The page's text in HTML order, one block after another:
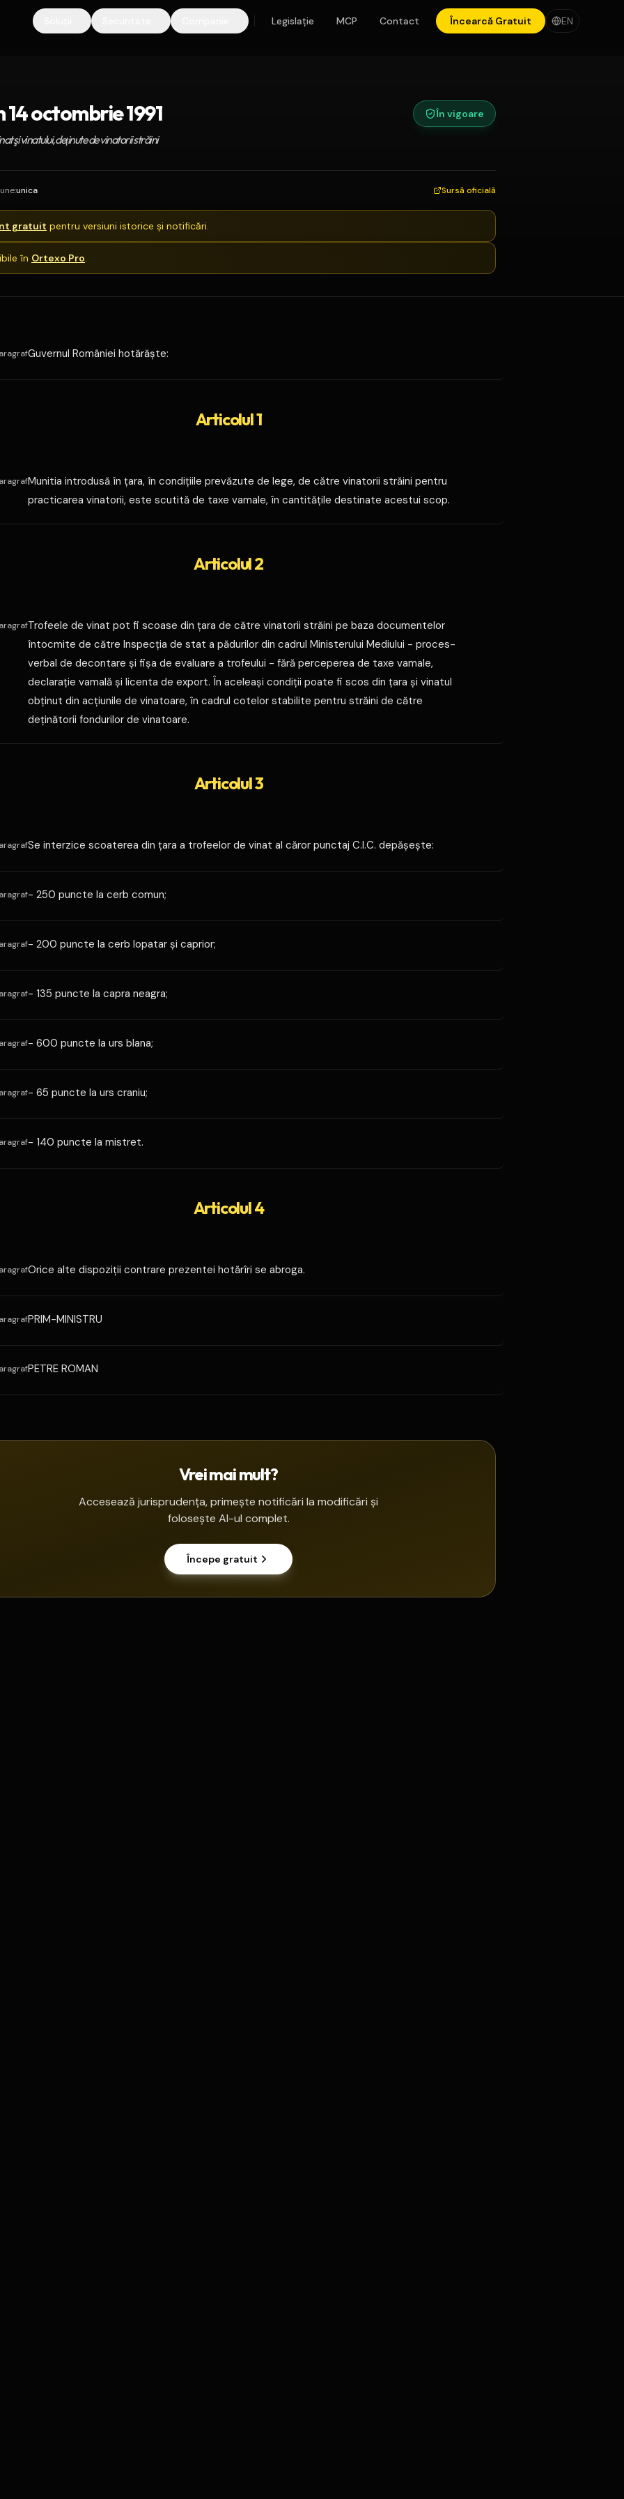
Legislație MCP Contact Încearcă Gratuit EN
14 octombrie 1991
şi vinatului, deţinute de vinatorii străini
În vigoare
:unica Sursă oficială
gratuit pentru versiuni istorice și notificări.
în Ortexo Pro.
Guvernul României hotărăşte:
Articolul 1
Munitia introdusă în ţara, în condiţiile prevăzute de lege, de către vinatorii străini pentru
practicarea vinatorii, este scutită de taxe vamale, în cantităţile destinate acestui scop.
Articolul 2
Trofeele de vinat pot fi scoase din ţara de către vinatorii străini pe baza documentelor
întocmite de către Inspecţia de stat a pădurilor din cadrul Ministerului Mediului - proces-
verbal de decontare şi fişa de evaluare a trofeului - fără perceperea de taxe vamale,
declaraţie vamală şi licenta de export. În aceleaşi condiţii poate fi scos din ţara şi vinatul
obţinut din acţiunile de vinatoare, în cadrul cotelor stabilite pentru străini de către
deţinătorii fondurilor de vinatoare.
Articolul 3
Se interzice scoaterea din ţara a trofeelor de vinat al căror punctaj C.I.C. depăşeşte:
- 250 puncte la cerb comun;
- 200 puncte la cerb lopatar şi caprior;
- 135 puncte la capra neagra;
- 600 puncte la urs blana;
- 65 puncte la urs craniu;
- 140 puncte la mistret.
Articolul 4
Orice alte dispoziţii contrare prezentei hotărîri se abroga.
PRIM-MINISTRU
PETRE ROMAN
Vrei mai mult?
Accesează jurisprudența, primește notificări la modificări și
folosește AI-ul complet.
Începe gratuit